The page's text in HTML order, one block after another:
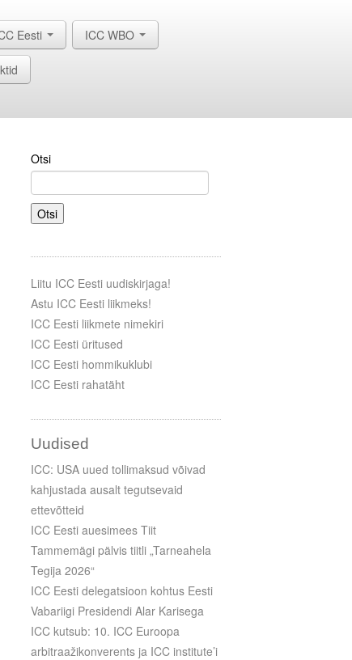
Eesti ICC WBO
Otsi
Otsi
Liitu ICC Eesti uudiskirjaga!
Astu ICC Eesti liikmeks!
ICC Eesti liikmete nimekiri
ICC Eesti üritused
ICC Eesti hommikuklubi
ICC Eesti rahatäht
Uudised
ICC: USA uued tollimaksud võivad
kahjustada ausalt tegutsevaid
ettevõtteid
ICC Eesti auesimees Tiit
Tammemägi pälvis tiitli „Tarneahela
Tegija 2026“
ICC Eesti delegatsioon kohtus Eesti
Vabariigi Presidendi Alar Karisega
ICC kutsub: 10. ICC Euroopa
arbitraažikonverents ja ICC institute’i